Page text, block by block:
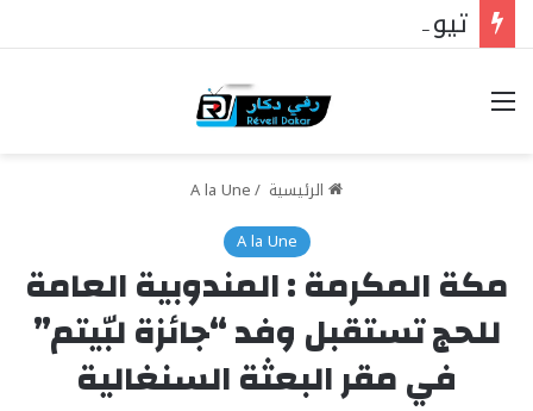
خيارات
الرئيسية /
A la Une
A la Une
مكة المكرمة : المندوبية العامة
للحج تستقبل وفد “جائزة لبّيتم”
في مقر البعثة السنغالية